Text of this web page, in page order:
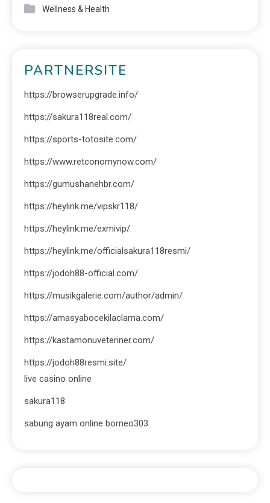
Wellness & Health
PARTNERSITE
https://browserupgrade.info/
https://sakura118real.com/
https://sports-totosite.com/
https://www.retconomynow.com/
https://gumushanehbr.com/
https://heylink.me/vipskr118/
https://heylink.me/exmivip/
https://heylink.me/officialsakura118resmi/
https://jodoh88-official.com/
https://musikgalerie.com/author/admin/
https://amasyabocekilaclama.com/
https://kastamonuveteriner.com/
https://jodoh88resmi.site/
live casino online
sakura118
sabung ayam online borneo303